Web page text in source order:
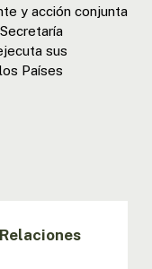
y acción conjunta
sus
Países